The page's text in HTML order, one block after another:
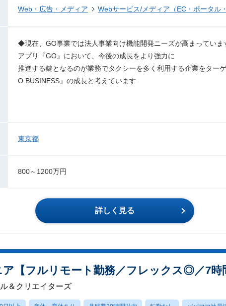
Web・広告・メディア Webサービス/メディア（EC・ポータル
◆現在、GO事業では法人事業向け機能開発ニーズが高まっていま
アプリ『GO』において、今後の成長をより強力に
推進する鍵となるのが業務でタクシーを多く利用する企業をター
O BUSINESS』の成長と考えています
東京都
800～1200万円
詳しく見る
【フルリモート勤務／フレックス◎／7時
＆クリエイターズ